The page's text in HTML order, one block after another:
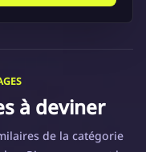
à deviner
de la catégorie